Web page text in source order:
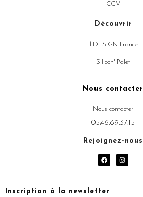
CGV
Découvrir
illDESIGN France
Silicon' Palet
Nous contacter
Nous contacter
05.46.69.37.15
Rejoignez-nous
F
a
o
I
n
Inscription à la newsletter